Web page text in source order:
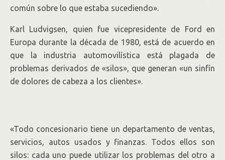
común sobre lo que estaba sucediendo».
Karl Ludvigsen, quien fue vicepresidente de Ford en
Europa durante la década de 1980, está de acuerdo en
que la industria automovilística está plagada de
problemas derivados de «silos», que generan «un sinfín
de dolores de cabeza a los clientes».
«Todo concesionario tiene un departamento de ventas,
servicios, autos usados y finanzas. Todos ellos son
silos: cada uno puede utilizar los problemas del otro a